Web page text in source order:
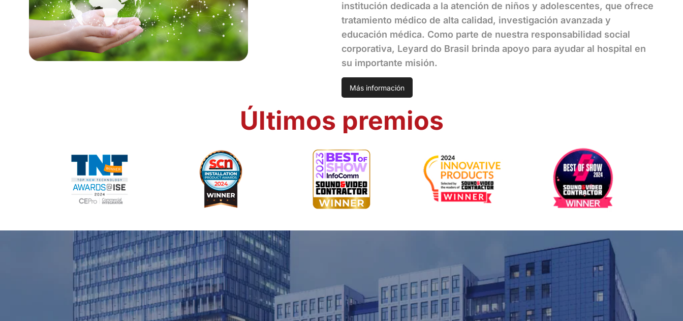
institución dedicada a la atención de niños y adolescentes, que ofrece
tratamiento médico de alta calidad, investigación avanzada y
educación médica. Como parte de nuestra responsabilidad social
corporativa, Leyard do Brasil brinda apoyo para ayudar al hospital en
su importante misión.
Más información
Últimos premios